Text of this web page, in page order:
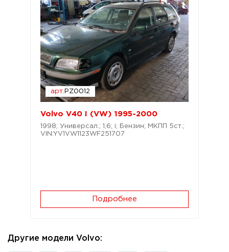
арт. PZ0012
Volvo V40 I (VW) 1995-2000
1998; Универсал.; 1,6; i; Бензин; МКПП 5ст.;
VIN:YV1VW1123WF251707
Подробнее
Другие модели Volvo: